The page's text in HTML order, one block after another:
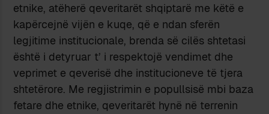
etnike, atëherë qeveritarët shqiptarë me këtë e
kapërcejnë vijën e kuqe, që e ndan sferën
legjitime institucionale, brenda së cilës shtetasi
është i detyruar t’ i respektojë vendimet dhe
veprimet e qeverisë dhe institucioneve të tjera
shtetërore. Me regjistrimin e popullsisë mbi baza
fetare dhe etnike, qeveritarët hynë në terrenin